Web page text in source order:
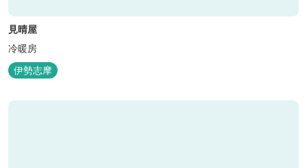
見晴屋
冷暖房
伊勢志摩